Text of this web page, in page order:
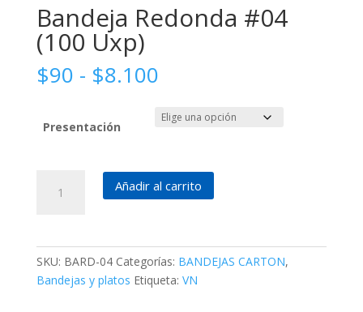
Bandeja Redonda #04
(100 Uxp)
$90 - $8.100Rango
precios:
desde
hasta
$8.100
Presentación
Redonda
cantidad
Añadir al carrito
SKU: BARD-04 Categorías: BANDEJAS CARTON,
Bandejas y platos Etiqueta: VN